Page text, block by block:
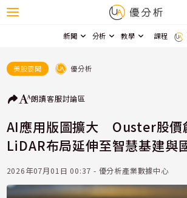
新聞 分析 教學 課程
美股要聞 優分析
朗讀客服討論區
AI應用版圖擴大 Ouster股價
LiDAR布局延伸至智慧基建與
2026年07月01日 00:37 - 優分析產業數據中心